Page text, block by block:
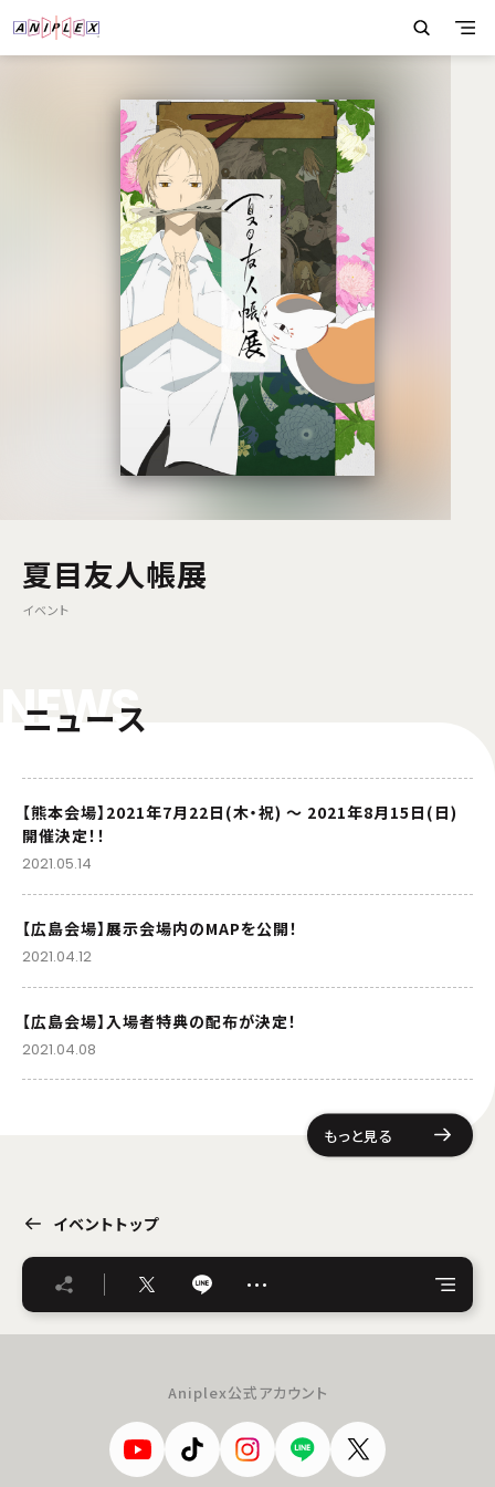
夏目友人帳展
イベント
NEWS
ニュース
【熊本会場】2021年7月22日(木・祝) ～ 2021年8月15日(日)
開催決定！！
2021.05.14
【広島会場】展示会場内のMAPを公開！
2021.04.12
【広島会場】入場者特典の配布が決定！
2021.04.08
もっと見る
イベントトップ
…
Aniplex公式アカウント